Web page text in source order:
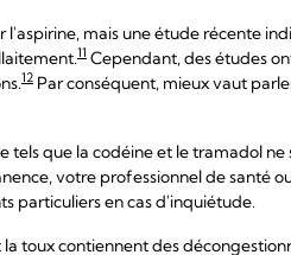
mais une étude récente
11 Cependant, des études
12 Par conséquent, mieux vaut
tels que la codéine et le tramadol
votre professionnel de santé
particuliers en cas d'inquiétude.
toux contiennent des